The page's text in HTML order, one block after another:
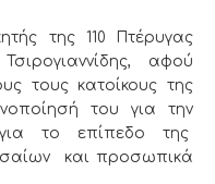
της 110 Πτέρυγας
αφού
τους κατοίκους της
του για την
το επίπεδο της
και προσωπικά